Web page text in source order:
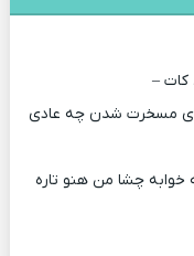
کات –
مسخرت شدن چه عادی
خوابه چشا من هنو تاره